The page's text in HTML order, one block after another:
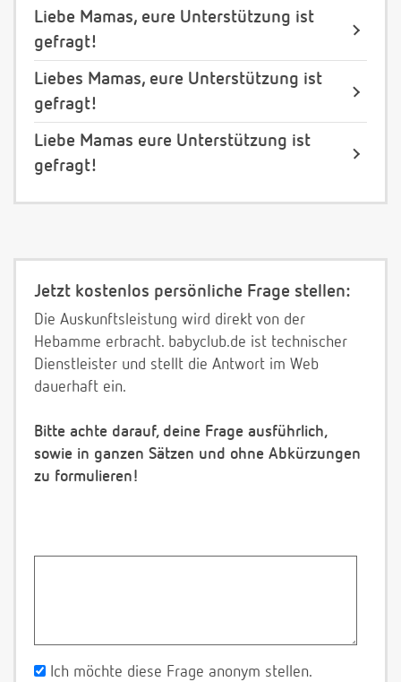
Liebe Mamas, eure Unterstützung ist
gefragt!
Liebes Mamas, eure Unterstützung ist
gefragt!
Liebe Mamas eure Unterstützung ist
gefragt!
Jetzt kostenlos persönliche Frage stellen:
Die Auskunftsleistung wird direkt von der
Hebamme erbracht. babyclub.de ist technischer
Dienstleister und stellt die Antwort im Web
dauerhaft ein.
Bitte achte darauf, deine Frage ausführlich,
sowie in ganzen Sätzen und ohne Abkürzungen
zu formulieren!
Ich möchte diese Frage anonym stellen.